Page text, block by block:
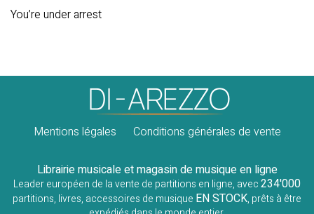
You’re under arrest
Mentions légales Conditions générales de vente
Librairie musicale et magasin de musique en ligne
Leader européen de la vente de partitions en ligne, avec234'000
partitions, livres, accessoires de musique EN STOCK, prêts à être